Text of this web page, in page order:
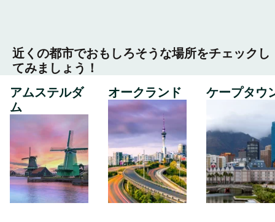
近くの都市でおもしろそうな場所をチェックし
てみましょう！
アムステルダ
ム
オークランド ケープタウ